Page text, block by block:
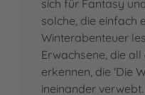
sich für Fantasy
solche, die einfach
Winterabenteuer
Erwachsene, die
erkennen, die 'Die
ineinander